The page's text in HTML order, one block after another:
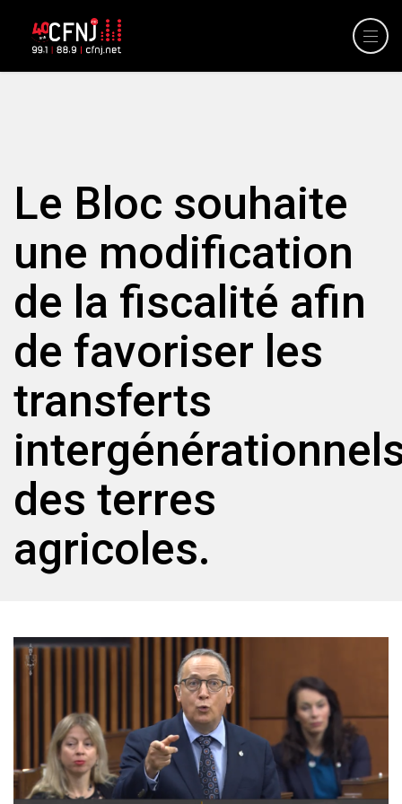
Le Bloc souhaite
une modification
de la fiscalité afin
de favoriser les
transferts
des terres
agricoles.